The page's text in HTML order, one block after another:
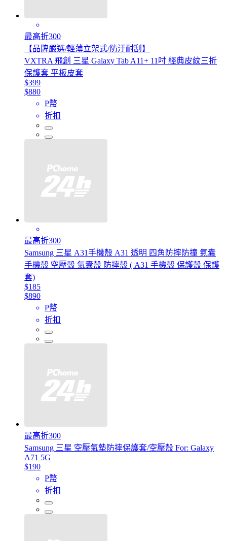
最高折300
【品牌嚴選/輕薄立架式/防汙耐刮】
VXTRA 飛創 三星 Galaxy Tab A11+ 11吋 經典皮紋三折
保護套 平板皮套
$399
$880
P幣
折扣
最高折300
Samsung 三星 A31手機殼 A31 透明 四角防摔防撞 氣囊
手機殼 空壓殼 氣囊殼 防摔殼 ( A31 手機殼 保護殼 保護
套)
$185
$890
P幣
折扣
最高折300
Samsung 三星 空壓氣墊防摔保護套/空壓殼 For: Galaxy
A71 5G
$190
P幣
折扣